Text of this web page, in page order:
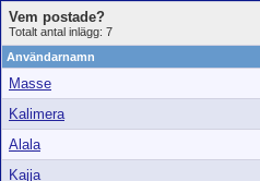
Vem postade?
Totalt antal inlägg: 7
Användarnamn
Masse
Kalimera
Alala
Kajja